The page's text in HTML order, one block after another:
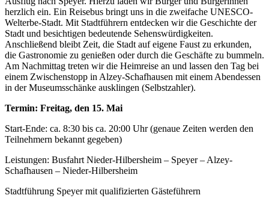
herzlich ein. Ein Reisebus bringt uns in die zweifache UNESCO-
Welterbe-Stadt. Mit Stadtführern entdecken wir die Geschichte der
Stadt und besichtigen bedeutende Sehenswürdigkeiten.
Anschließend bleibt Zeit, die Stadt auf eigene Faust zu erkunden,
die Gastronomie zu genießen oder durch die Geschäfte zu bummeln.
Am Nachmittag treten wir die Heimreise an und lassen den Tag bei
einem Zwischenstopp in Alzey-Schafhausen mit einem Abendessen
in der Museumsschänke ausklingen (Selbstzahler).
Termin: Freitag, den 15. Mai
Start-Ende: ca. 8:30 bis ca. 20:00 Uhr (genaue Zeiten werden den
Teilnehmern bekannt gegeben)
Leistungen: Busfahrt Nieder-Hilbersheim – Speyer – Alzey-
Schafhausen – Nieder-Hilbersheim
Stadtführung Speyer mit qualifizierten Gästeführern